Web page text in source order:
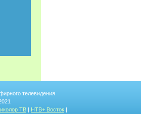
телевидения
ТВ НТВ+ Восток